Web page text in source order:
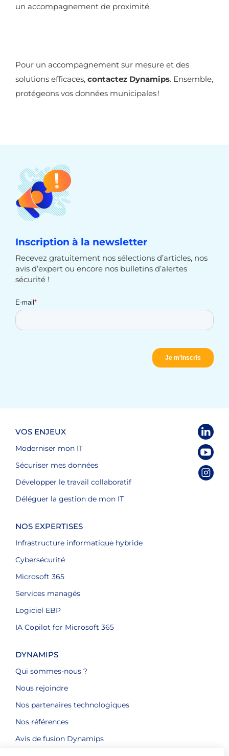
un accompagnement de proximité.
Pour un accompagnement sur mesure et des
solutions efficaces, contactez Dynamips. Ensemble,
protégeons vos données municipales !
Inscription à la newsletter
Recevez gratuitement nos sélections d’articles, nos
avis d’expert ou encore nos bulletins d’alertes
sécurité !
VOS ENJEUX
Moderniser mon IT
Sécuriser mes données
Développer le travail collaboratif
Déléguer la gestion de mon IT
NOS EXPERTISES
Infrastructure informatique hybride
Cybersécurité
Microsoft 365
Services managés
Logiciel EBP
IA Copilot for Microsoft 365
DYNAMIPS
Qui sommes-nous ?
Nous rejoindre
Nos partenaires technologiques
Nos références
Avis de fusion Dynamips